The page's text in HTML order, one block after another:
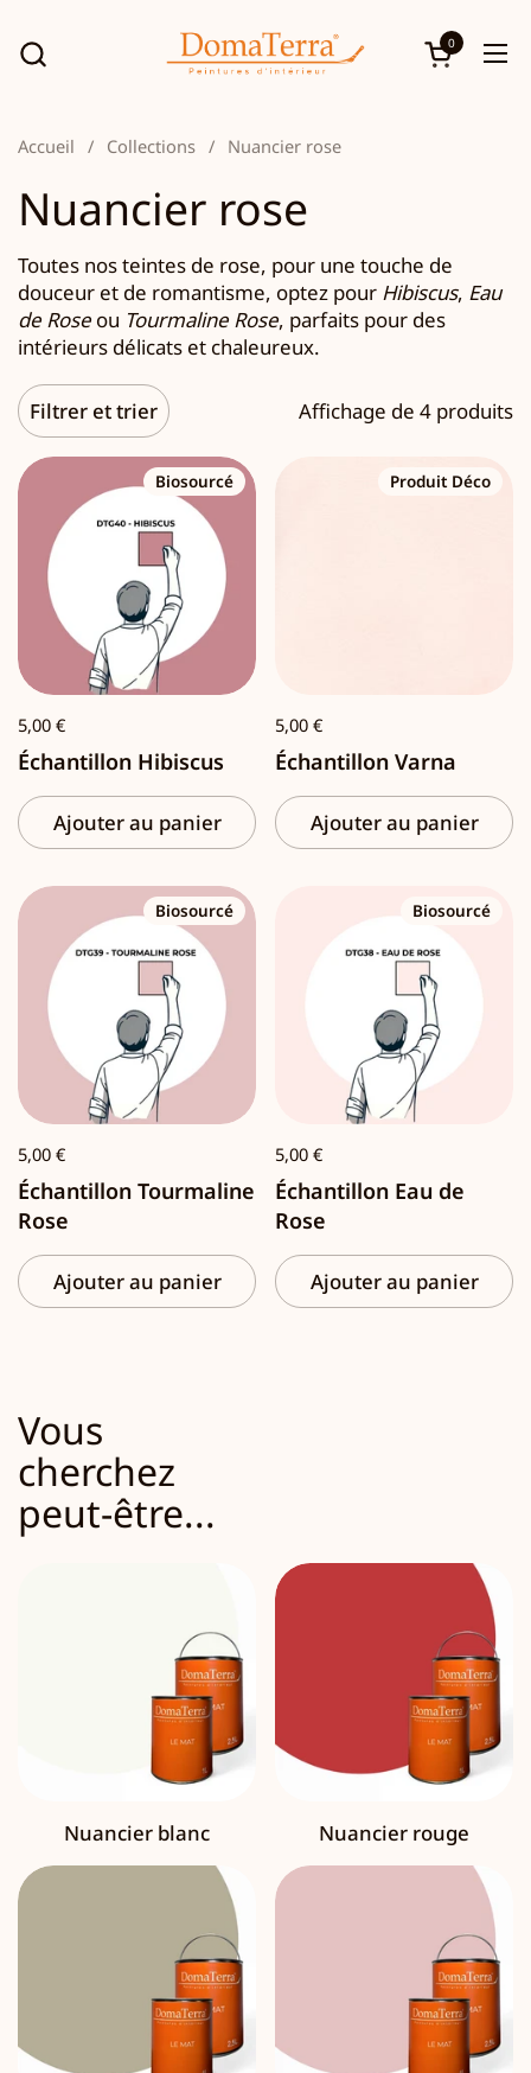
Ouvrir le
0
Accueil / Collections / Nuancier rose
Nuancier rose
Toutes nos teintes de rose, pour une touche de
douceur et de romantisme, optez pour Hibiscus, Eau
de Rose ou Tourmaline Rose, parfaits pour des
intérieurs délicats et chaleureux.
Filtrer et trier Affichage de 4 produits
5,00 €
Échantillon Hibiscus
Ajouter au panier
Biosourcé
5,00 €
Échantillon Varna
Ajouter au panier
Produit Déco
5,00 €
Échantillon Tourmaline
Rose
Ajouter au panier
Biosourcé
5,00 €
Échantillon Eau de
Rose
Ajouter au panier
Biosourcé
Vous
cherchez
peut-être...
Nuancier blanc Nuancier rouge